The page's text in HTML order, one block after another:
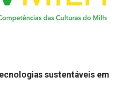
sustentáveis em